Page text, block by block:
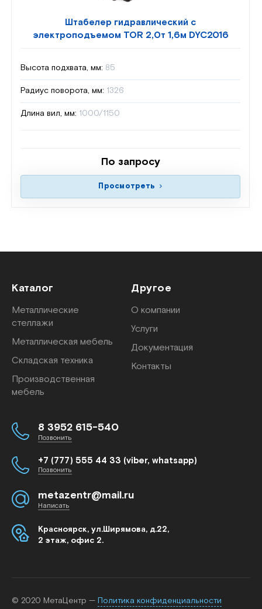
Штабелер гидравлический с
электроподъемом TOR 2,0т 1,6м DYC2016
Высота подхвата, мм: 85
Радиус поворота, мм: 1326
Длина вил, мм: 1000/1150
По запросу
Просмотреть
Каталог
Металлические
стеллажи
Металлическая мебель
Складская техника
Производственная
мебель
Другое
О компании
Услуги
Документация
Контакты
8 3952 615-540
Позвонить
+7 (777) 555 44 33 (viber, whatsapp)
Позвонить
metazentr@mail.ru
Написать
Красноярск, ул.Ширямова, д.22,
2 этаж, офис 2.
© 2020 МетаЦентр — Политика конфиденциальности